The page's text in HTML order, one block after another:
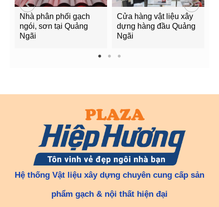
Nhà phân phối gạch
ngói, sơn tại Quảng
Ngãi
Cửa hàng vật liệu xây
dựng hàng đầu Quảng
Ngãi
1 2 3
Hệ thống Vật liệu xây dựng chuyên cung cấp sản
phẩm gạch & nội thất hiện đại